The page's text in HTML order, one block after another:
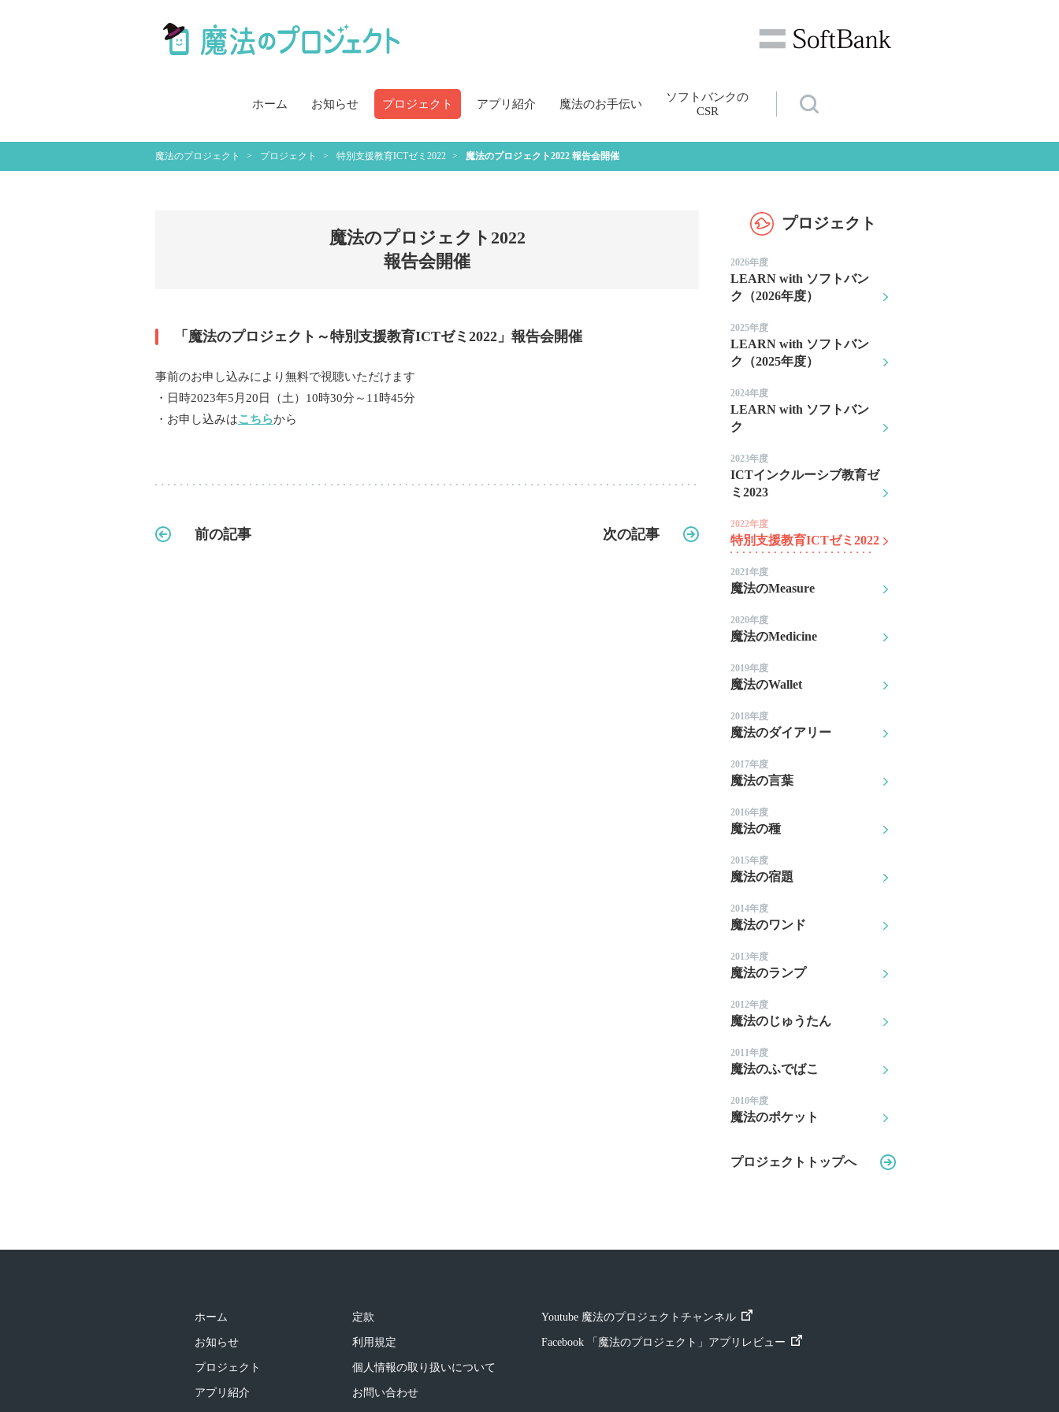
ホーム お知らせ プロジェクト アプリ紹介 魔法のお手伝い
ソフトバンクの
CSR
魔法のプロジェクト プロジェクト 特別支援教育ICTゼミ2022 魔法のプロジェクト2022 報告会開催
魔法のプロジェクト2022
報告会開催
「魔法のプロジェクト～特別支援教育ICTゼミ2022」報告会開催
事前のお申し込みにより無料で視聴いただけます
・日時2023年5月20日（土）10時30分～11時45分
・お申し込みはこちらから
前の記事 次の記事
プロジェクト
2026年度
LEARN with ソフトバン
ク（2026年度）
2025年度
LEARN with ソフトバン
ク（2025年度）
2024年度
LEARN with ソフトバン
ク
2023年度
ICTインクルーシブ教育ゼ
ミ2023
2022年度
特別支援教育ICTゼミ2022
2021年度
魔法のMeasure
2020年度
魔法のMedicine
2019年度
魔法のWallet
2018年度
魔法のダイアリー
2017年度
魔法の言葉
2016年度
魔法の種
2015年度
魔法の宿題
2014年度
魔法のワンド
2013年度
魔法のランプ
2012年度
魔法のじゅうたん
2011年度
魔法のふでばこ
2010年度
魔法のポケット
プロジェクトトップへ
ホーム
お知らせ
プロジェクト
アプリ紹介
定款
利用規定
個人情報の取り扱いについて
お問い合わせ
Youtube 魔法のプロジェクトチャンネル
Facebook 「魔法のプロジェクト」アプリレビュー